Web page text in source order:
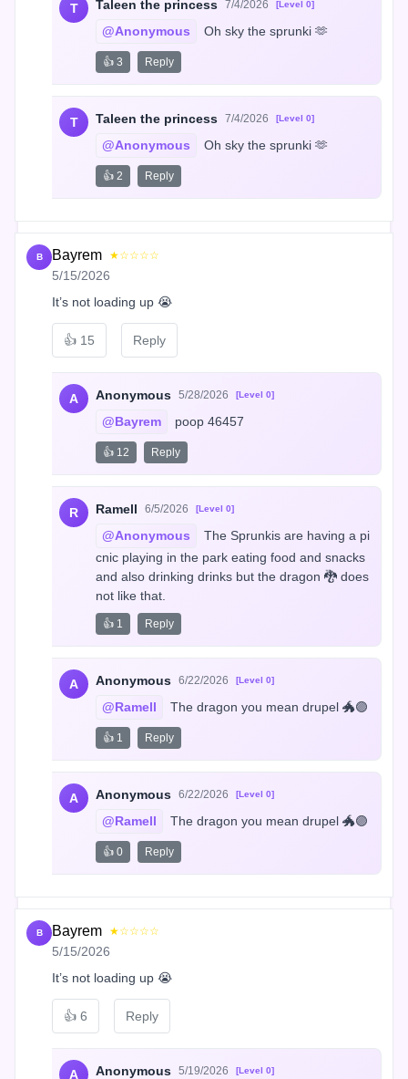
T Taleen the princess 7/4/2026 [Level 0]
@Anonymous Oh sky the sprunki 🫶
👍 3 Reply
T Taleen the princess 7/4/2026 [Level 0]
@Anonymous Oh sky the sprunki 🫶
👍 2 Reply
B Bayrem ★☆☆☆☆
5/15/2026
It’s not loading up 😭
👍 15 Reply
A Anonymous 5/28/2026 [Level 0]
@Bayrem poop 46457
👍 12 Reply
R Ramell 6/5/2026 [Level 0]
@Anonymous
The Sprunkis are having a pi
cnic playing in the park eating food and snacks
and also drinking drinks but the dragon 🐉 does
not like that.
👍 1 Reply
A Anonymous 6/22/2026 [Level 0]
@Ramell The dragon you mean drupel 🐲🟣
👍 1 Reply
A Anonymous 6/22/2026 [Level 0]
@Ramell The dragon you mean drupel 🐲🟣
👍 0 Reply
B Bayrem ★☆☆☆☆
5/15/2026
It’s not loading up 😭
👍 6 Reply
A Anonymous 5/19/2026 [Level 0]